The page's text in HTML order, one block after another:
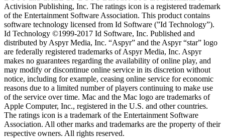
Activision Publishing, Inc. The ratings icon is a registered trademark
of the Entertainment Software Association. This product contains
software technology licensed from Id Software (”Id Technology”).
Id Technology ©1999-2017 Id Software, Inc. Published and
distributed by Aspyr Media, Inc. “Aspyr” and the Aspyr “star” logo
are federally registered trademarks of Aspyr Media, Inc. Aspyr
makes no guarantees regarding the availability of online play, and
may modify or discontinue online service in its discretion without
notice, including for example, ceasing online service for economic
reasons due to a limited number of players continuing to make use
of the service over time. Mac and the Mac logo are trademarks of
Apple Computer, Inc., registered in the U.S. and other countries.
The ratings icon is a trademark of the Entertainment Software
Association. All other marks and trademarks are the property of their
respective owners. All rights reserved.